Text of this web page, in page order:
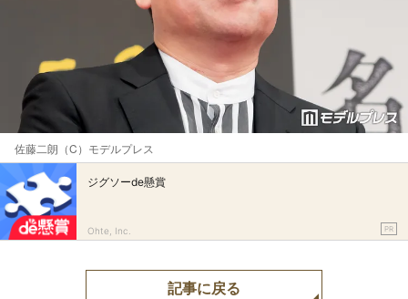
佐藤二朗（C）モデルプレス
ジグソーde懸賞
Ohte, Inc. PR
記事に戻る